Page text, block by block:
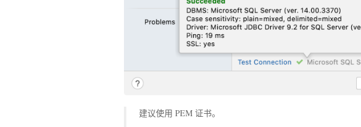
建议使用 PEM 证书。